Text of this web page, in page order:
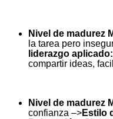
Nivel de madurez
la tarea pero
liderazgo
compartir ideas,
Nivel de madurez
confianza –>Estilo